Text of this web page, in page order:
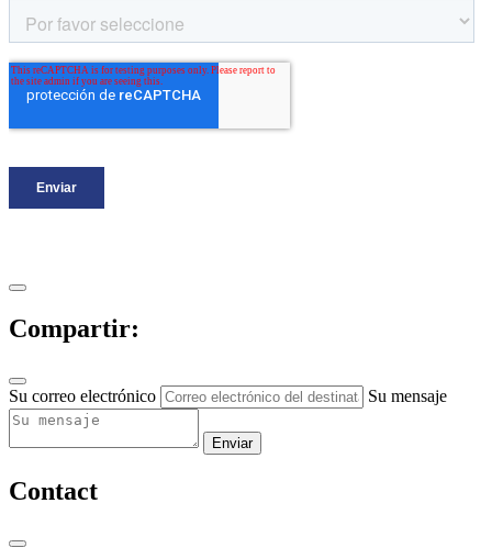
Compartir:
Su correo electrónico Su mensaje
Enviar
Contact